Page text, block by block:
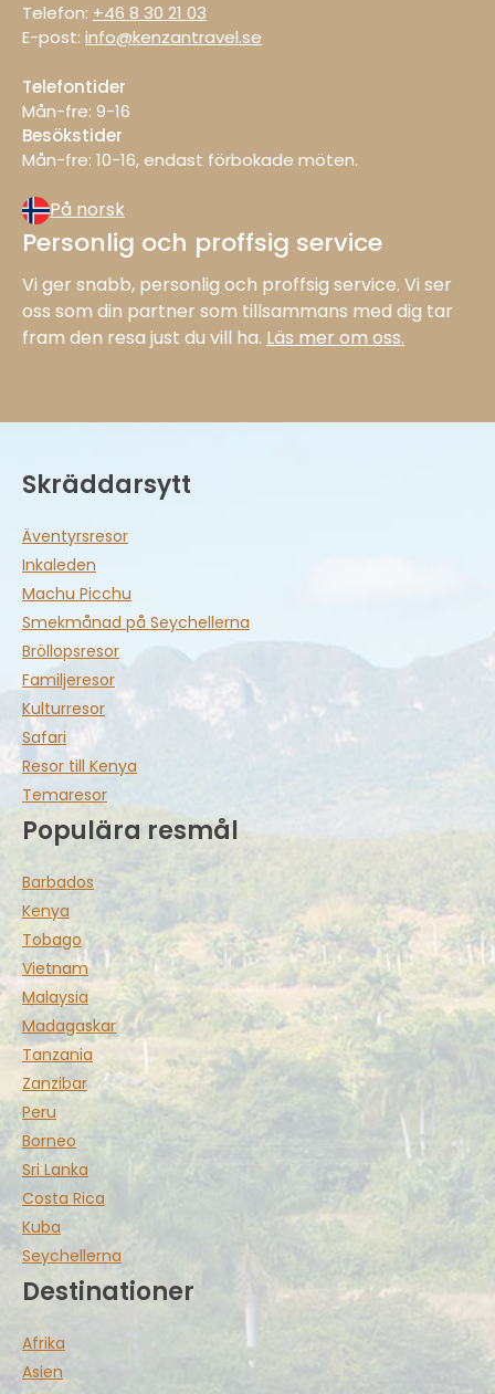
Telefon: +46 8 30 21 03
E-post: info@kenzantravel.se
Telefontider
Mån-fre: 9−16
Besökstider
Mån−fre: 10−16, endast förbokade möten.
På norsk
Personlig och proffsig service
Vi ger snabb, personlig och proffsig service. Vi ser
oss som din partner som tillsammans med dig tar
fram den resa just du vill ha. Läs mer om oss.
Skräddarsytt
Äventyrsresor
Inkaleden
Machu Picchu
Smekmånad på Seychellerna
Bröllopsresor
Familjeresor
Kulturresor
Safari
Resor till Kenya
Temaresor
Populära resmål
Barbados
Kenya
Tobago
Vietnam
Malaysia
Madagaskar
Tanzania
Zanzibar
Peru
Borneo
Sri Lanka
Costa Rica
Kuba
Seychellerna
Destinationer
Afrika
Asien